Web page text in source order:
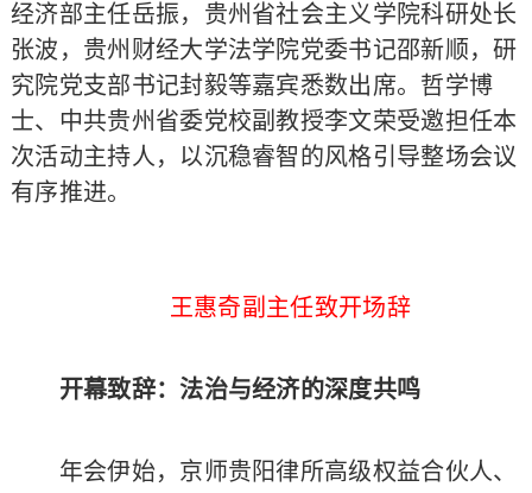
经济部主任岳振，贵州省社会主义学院科研处长
张波，贵州财经大学法学院党委书记邵新顺，研
究院党支部书记封毅等嘉宾悉数出席。哲学博
士、中共贵州省委党校副教授李文荣受邀担任本
次活动主持人，以沉稳睿智的风格引导整场会议
有序推进。
王惠奇副主任致开场辞
开幕致辞：法治与经济的深度共鸣
年会伊始，京师贵阳律所高级权益合伙人、